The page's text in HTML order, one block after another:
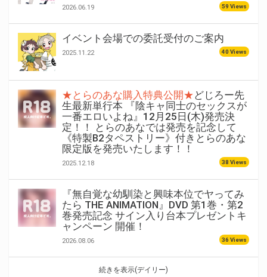
2026.06.19 59 Views
イベント会場での委託受付のご案内
2025.11.22 40 Views
★とらのあな購入特典公開★どじろー先
生最新単行本 『陰キャ同士のセックスが
一番エロいよね』12月25日(木)発売決
定！！ とらのあなでは発売を記念して
《特製B2タペストリー》付きとらのあな
限定版を発売いたします！！
2025.12.18 38 Views
『無自覚な幼馴染と興味本位でヤってみ
たら THE ANIMATION』DVD 第1巻・第2
巻発売記念 サイン入り台本プレゼントキ
ャンペーン 開催！
2026.08.06 36 Views
続きを表示(デイリー)